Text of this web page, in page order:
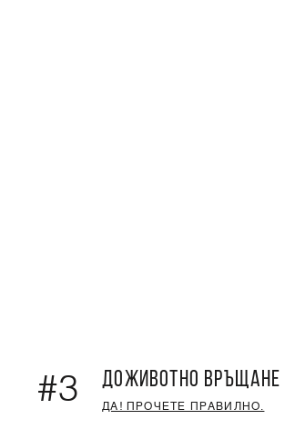
#3 ДОЖИВОТНО ВРЪЩАНЕ
ДА! ПРОЧЕТЕ ПРАВИЛНО.